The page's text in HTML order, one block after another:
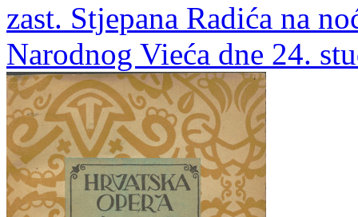
zast. Stjepana Radića na
Narodnog Vieća dne 24.